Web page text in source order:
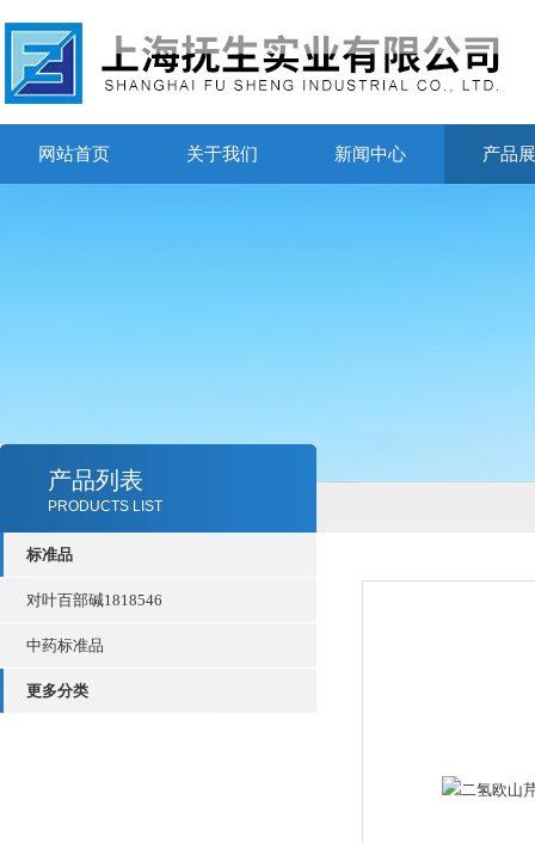
网站首页 关于我们 新闻中心 产品
产品列表
PRODUCTS LIST
标准品
对叶百部碱1818546
中药标准品
更多分类